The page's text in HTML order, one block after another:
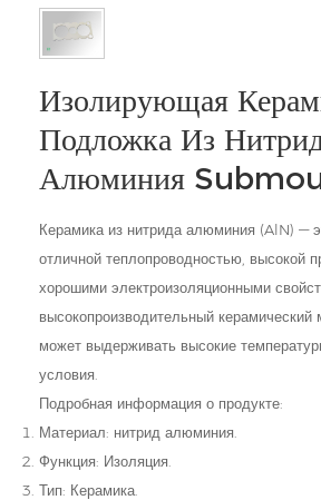
Изолирующая
Подложка Из
Алюминия
Керамика из нитрида алюминия (AlN) —
отличной теплопроводностью, высокой
хорошими электроизоляционными
высокопроизводительный керамический
может выдерживать высокие
условия.
Подробная информация о продукте:
Материал: нитрид алюминия.
Функция: Изоляция.
Тип: Керамика.